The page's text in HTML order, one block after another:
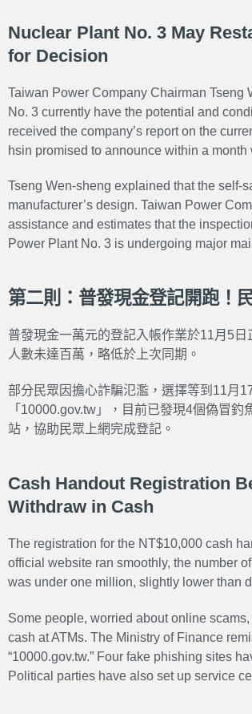
Nuclear Plant No. 3 May
for Decision
Taiwan Power Company Chairman Tseng
No. 3 currently have the potential and
received the company’s report on the
hsin promised to announce within a
Tseng Wen-sheng explained that the self-
manufacturer’s design. Taiwan Power
assistance and estimates that the
Power Plant No. 3 is undergoing major
第二則：普發現金登記開跑！
普發現金一萬元的登記入帳作業於11月5
人數未達百萬，略低於上次同期。
部分民眾因擔心詐騙氾濫，選擇等到11月
「10000.gov.tw」，目前已發現4個偽冒
站，協助民眾上網完成登記。
Cash Handout Registration
Withdraw in Cash
The registration for the NT$10,000 cash
official website ran smoothly, the number
was under one million, slightly lower than
Some people, worried about online
cash at ATMs. The Ministry of Finance
“10000.gov.tw.” Four fake phishing sites
Political parties have also set up service